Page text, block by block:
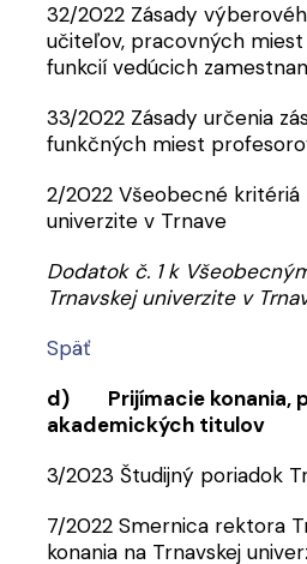
32/2022 Zásady
učiteľov, pracovných
funkcií vedúcich
33/2022 Zásady určenia
funkčných miest
2/2022 Všeobecné kritériá
univerzite v Trnave
Dodatok č. 1 k
Trnavskej univerzite v
Späť
d) Prijímacie konania,
akademických titulov
3/2023 Študijný poriadok
7/2022 Smernica rektora
konania na Trnavskej